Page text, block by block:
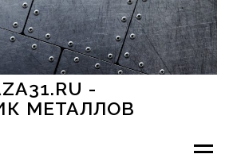
-
МЕТАЛЛОВ